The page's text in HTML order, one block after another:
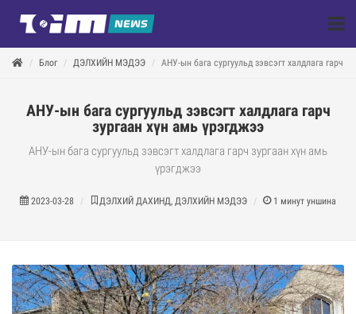
Блог ДЭЛХИЙН МЭДЭЭ АНУ-ын бага сургуульд зэвсэгт халдлага гарч
АНУ-ын бага сургуульд зэвсэгт халдлага гарч
зургаан хүн амь үрэгджээ
АНУ-ын бага сургуульд зэвсэгт халдлага гарч зургаан хүн амь
үрэгджээ
2023-03-28 ДЭЛХИЙ ДАХИНД, ДЭЛХИЙН МЭДЭЭ 1 минут уншина